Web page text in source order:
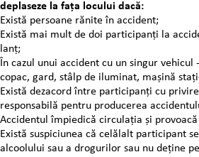
deplaseze la fața locului dacă:
Există persoane rănite în accident;
Există mai mult de doi participanți la
lanț;
În cazul unui accident cu un singur vehicul
copac, gard, stâlp de iluminat, mașină
Există dezacord între participanți cu
responsabilă pentru producerea
Accidentul împiedică circulația și provoacă
Există suspiciunea că celălalt participant
alcoolului sau a drogurilor sau nu deține